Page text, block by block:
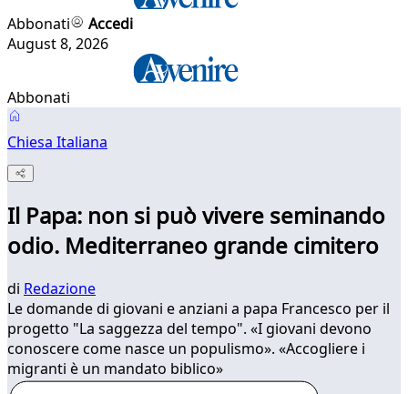
Abbonati
Accedi
August 8, 2026
Abbonati
Chiesa Italiana
Il Papa: non si può vivere seminando
odio. Mediterraneo grande cimitero
di Redazione
Le domande di giovani e anziani a papa Francesco per il
progetto "La saggezza del tempo". «I giovani devono
conoscere come nasce un populismo». «Accogliere i
migranti è un mandato biblico»